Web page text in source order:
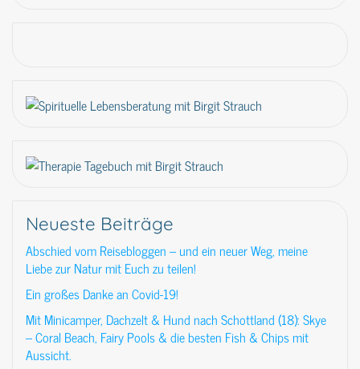
Neueste Beiträge
Abschied vom Reisebloggen – und ein neuer Weg, meine
Liebe zur Natur mit Euch zu teilen!
Ein großes Danke an Covid-19!
Mit Minicamper, Dachzelt & Hund nach Schottland (18): Skye
– Coral Beach, Fairy Pools & die besten Fish & Chips mit
Aussicht.